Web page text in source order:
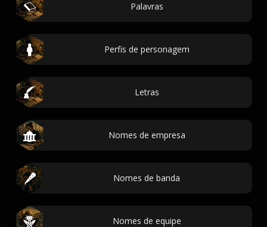
Palavras
Perfis de personagem
Letras
Nomes de empresa
Nomes de banda
Nomes de equipe